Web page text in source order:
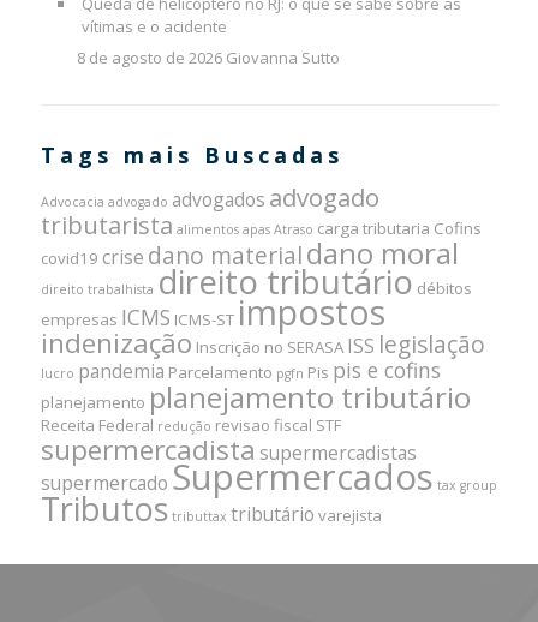
vítimas e o acidente
8 de agosto de 2026 Giovanna Sutto
Tags mais Buscadas
Advocacia advogado advogados advogado
tributarista alimentos apas Atraso carga tributaria Cofins
covid19 crise dano materialdano moral
direito trabalhista direito tributário débitos
empresas ICMS ICMS-ST impostos
indenização Inscrição no SERASA ISS legislação
lucro pandemia Parcelamento pgfn Pis pis e cofins
planejamento planejamento tributário
Receita Federal redução revisao fiscal STF
supermercadista supermercadistas
supermercado Supermercados tax group
Tributos tributtax tributário varejista